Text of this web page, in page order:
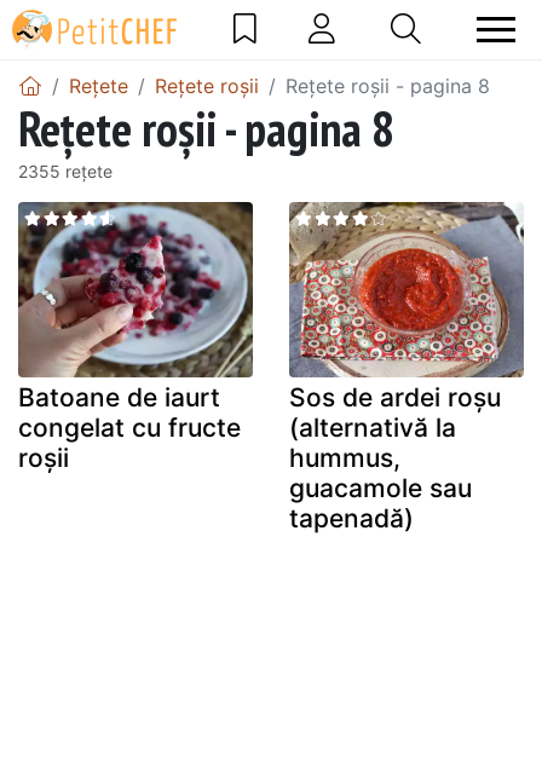
Rețete Rețete roșii Rețete roșii - pagina 8
Rețete roșii - pagina 8
2355 rețete
Batoane de iaurt
congelat cu fructe
roșii
Sos de ardei roșu
(alternativă la
hummus,
guacamole sau
tapenadă)